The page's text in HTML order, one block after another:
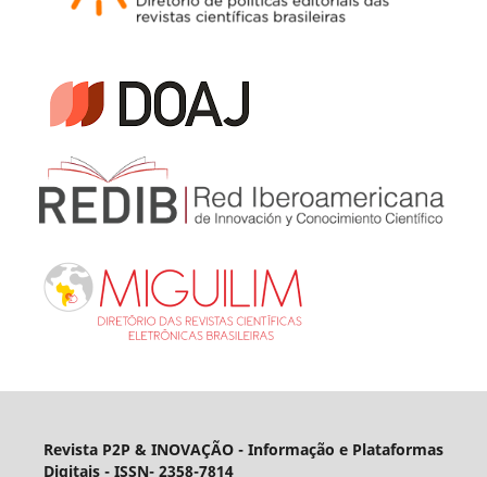
Revista P2P & INOVAÇÃO - Informação e Plataformas
Digitais - ISSN- 2358-7814